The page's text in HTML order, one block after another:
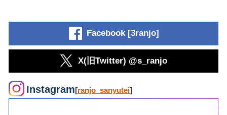
Facebook [3ranjo]
X(旧Twitter) @s_ranjo
Instagram[ranjo_sanyutei]